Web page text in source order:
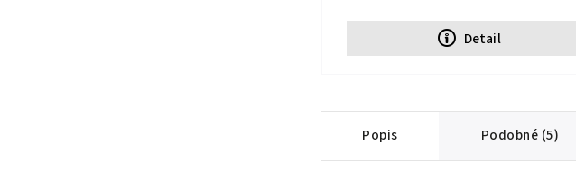
Detail
Popis Podobné (5)